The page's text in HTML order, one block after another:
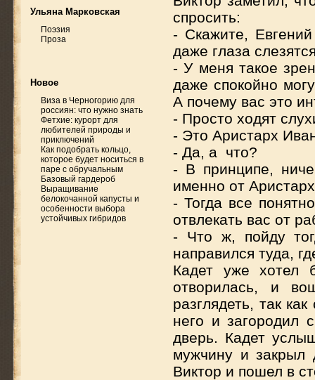
Ульяна Марковская
Поэзия
Проза
Новое
Виза в Черногорию для
россиян: что нужно знать
Фетхие: курорт для
любителей природы и
приключений
Как подобрать кольцо,
которое будет носиться в
паре с обручальным
Базовый гардероб
Выращивание
белокочанной капусты и
особенности выбора
устойчивых гибридов
спросить:
- Скажите,
даже глаза
- У меня такое
даже спокойно
А почему вас это
- Просто ходят
- Это Аристарх
- Да, а что?
- В принципе,
именно от
- Тогда все
отвлекать вас от
- Что ж, пойду
направился туда,
Кадет уже хотел
отворилась, и
разглядеть, так
него и загородил
дверь. Кадет
мужчину и
Виктор и пошел в